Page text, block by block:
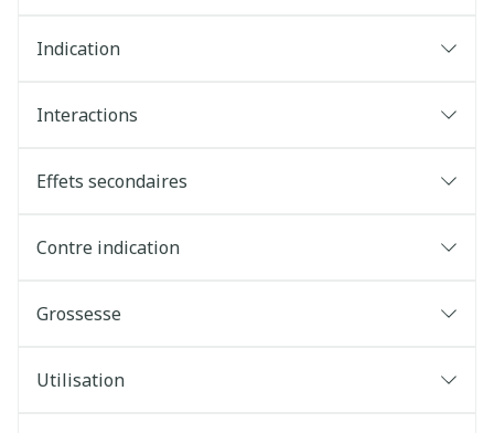
Indication
Interactions
Effets secondaires
Contre indication
Grossesse
Utilisation